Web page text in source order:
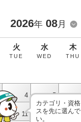
2026年 08月
火
TUE
水
WED
木
THU
4 5
11 12
カテゴリ・資
スを先に選ん
い。